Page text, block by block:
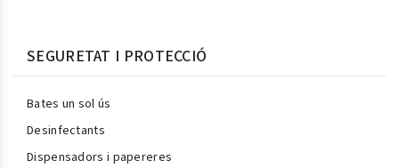
SEGURETAT I PROTECCIÓ
Bates un sol ús
Desinfectants
Dispensadors i papereres